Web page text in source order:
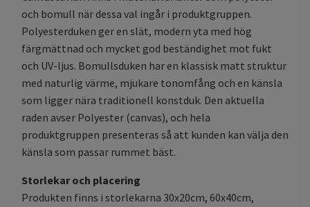
och bomull när dessa val ingår i produktgruppen.
Polyesterduken ger en slät, modern yta med hög
färgmättnad och mycket god beständighet mot fukt
och UV-ljus. Bomullsduken har en klassisk matt struktur
med naturlig värme, mjukare tonomfång och en känsla
som ligger nära traditionell konstduk. Den aktuella
raden avser Polyester (canvas), och hela
produktgruppen presenteras så att kunden kan välja den
känsla som passar rummet bäst.
Storlekar och placering
Produkten finns i storlekarna 30x20cm, 60x40cm,